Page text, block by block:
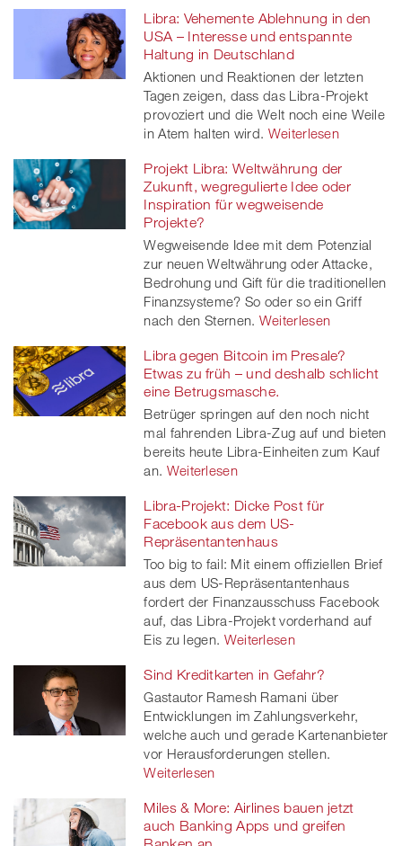
Libra: Vehemente Ablehnung in den
USA – Interesse und entspannte
Haltung in Deutschland
Aktionen und Reaktionen der letzten
Tagen zeigen, dass das Libra-Projekt
provoziert und die Welt noch eine Weile
in Atem halten wird. Weiterlesen
Projekt Libra: Weltwährung der
Zukunft, wegregulierte Idee oder
Inspiration für wegweisende
Projekte?
Wegweisende Idee mit dem Potenzial
zur neuen Weltwährung oder Attacke,
Bedrohung und Gift für die traditionellen
Finanzsysteme? So oder so ein Griff
nach den Sternen. Weiterlesen
Libra gegen Bitcoin im Presale?
Etwas zu früh – und deshalb schlicht
eine Betrugsmasche.
Betrüger springen auf den noch nicht
mal fahrenden Libra-Zug auf und bieten
bereits heute Libra-Einheiten zum Kauf
an. Weiterlesen
Libra-Projekt: Dicke Post für
Facebook aus dem US-
Repräsentantenhaus
Too big to fail: Mit einem offiziellen Brief
aus dem US-Repräsentantenhaus
fordert der Finanzausschuss Facebook
auf, das Libra-Projekt vorderhand auf
Eis zu legen. Weiterlesen
Sind Kreditkarten in Gefahr?
Gastautor Ramesh Ramani über
Entwicklungen im Zahlungsverkehr,
welche auch und gerade Kartenanbieter
vor Herausforderungen stellen.
Weiterlesen
Miles & More: Airlines bauen jetzt
auch Banking Apps und greifen